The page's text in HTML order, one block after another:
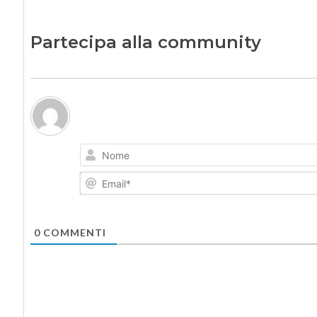
Partecipa alla community
0COMMENTI